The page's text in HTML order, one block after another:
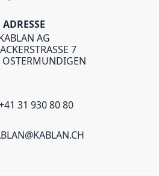
ADRESSE
AG
7
31 930 80 80